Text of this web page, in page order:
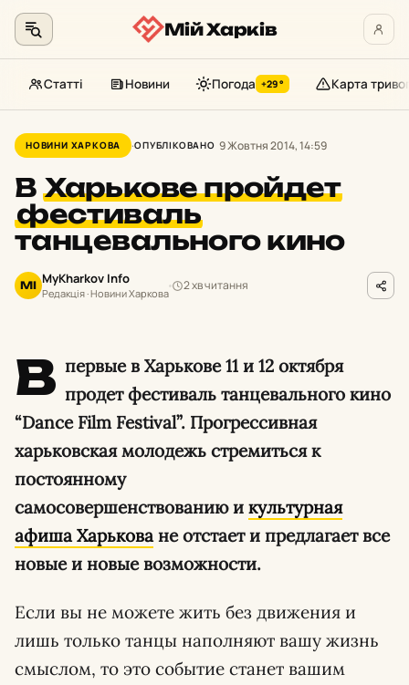
до
контенту
Мій Харків
Статті Новини Погода +29° Карта
НОВИНИ ХАРКОВА ОПУБЛІКОВАНО 9 Жовтня 2014, 14:59
В Харькове пройдет
фестиваль
танцевального кино
MI MyKharkov Info
Редакція · Новини Харкова
2 хв читання
В первые в Харькове 11 и 12 октября
продет фестиваль танцевального кино
“Dance Film Festival”. Прогрессивная
харьковская молодежь стремиться к
постоянному
самосовершенствованию и культурная
афиша Харьковане отстает и предлагает все
новые и новые возможности.
Если вы не можете жить без движения и
лишь только танцы наполняют вашу жизнь
смыслом, то это событие станет вашим